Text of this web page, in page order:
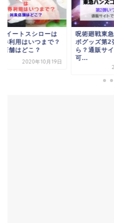
術廻戦東急ハンズコラ
グッズ第2弾いつか
？通販サイトでも購入
流行語大
日はいつ
補からト